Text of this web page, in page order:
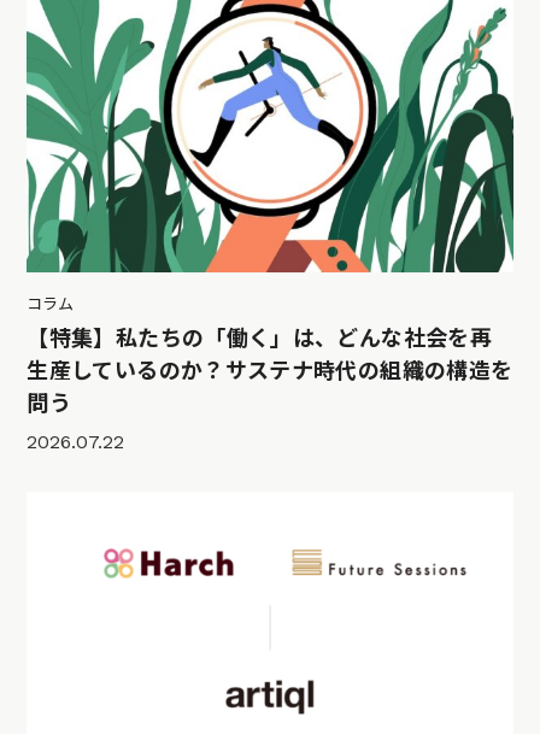
コラム
【特集】私たちの「働く」は、どんな社会を再
生産しているのか？サステナ時代の組織の構造を
問う
2026.07.22